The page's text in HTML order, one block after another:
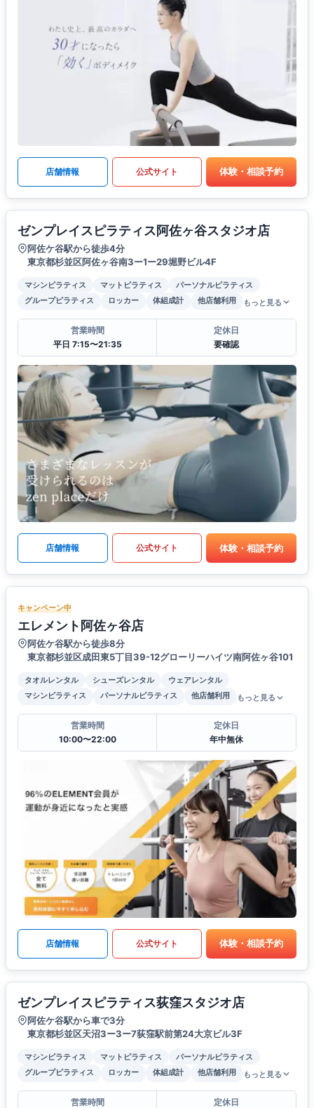
店舗情報 公式サイト 体験・相談予約
ゼンプレイスピラティス阿佐ヶ谷スタジオ店
阿佐ケ谷駅から徒歩4分
東京都杉並区阿佐ヶ谷南3ー1ー29堀野ビル4F
マシンピラティス マットピラティス
パーソナルピラティス
グループピラティス
ロッカー 体組成計 他店舗利用 もっと見る
営業時間
平日 7:15〜21:35
定休日
要確認
店舗情報 公式サイト 体験・相談予約
キャンペーン中
エレメント阿佐ヶ谷店
阿佐ケ谷駅から徒歩8分
東京都杉並区成田東5丁目39-12グローリーハイツ南阿佐ヶ谷101
タオルレンタル シューズレンタル
ウェアレンタル
マシンピラティス
パーソナルピラティス 他店舗利用 もっと見る
営業時間
10:00〜22:00
定休日
年中無休
店舗情報 公式サイト 体験・相談予約
ゼンプレイスピラティス荻窪スタジオ店
阿佐ケ谷駅から車で3分
東京都杉並区天沼3ー3ー7荻窪駅前第24大京ビル3F
マシンピラティス マットピラティス
パーソナルピラティス
グループピラティス
ロッカー 体組成計 他店舗利用 もっと見る
営業時間
定休日